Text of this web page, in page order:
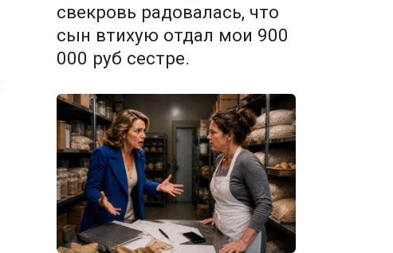
свекровь радовалась, что
сын втихую отдал мои 900
000 руб сестре.